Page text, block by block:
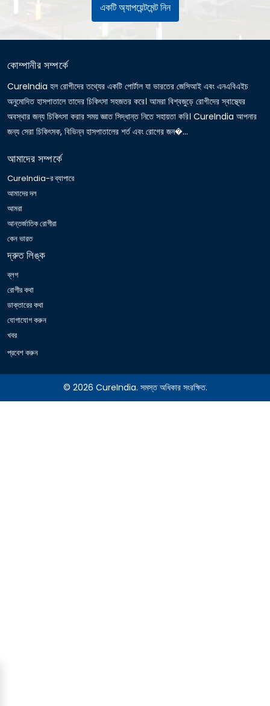
একটি অ্যাপয়েন্টমেন্ট নিন
কোম্পানীর সম্পর্কে
CureIndia হল রোগীদের তথ্যের একটি পোর্টাল যা ভারতের জেসিআই এবং এনএবিএইচ
অনুমোদিত হাসপাতালে তাদের চিকিৎসা সহজতর করে। আমরা বিশ্বজুড়ে রোগীদের স্বাস্থ্যের
অবস্থার জন্য চিকিৎসা করার সময় জ্ঞাত সিদ্ধান্ত নিতে সহায়তা করি। CureIndia আপনার
জন্য সেরা চিকিৎসক, বিভিন্ন হাসপাতালের শর্ত এবং রোগের জন�...
আমাদের সম্পর্কে
CureIndia-র ব্যাপারে
আমাদের দল
আমরা
আন্তর্জাতিক রোগীরা
কেন ভারত
দ্রুত লিঙ্ক
ব্লগ
রোগীর কথা
ডাক্তারের কথা
যোগাযোগ করুন
খবর
প্রবেশ করুন
© 2026 CureIndia. সমস্ত অধিকার সংরক্ষিত.